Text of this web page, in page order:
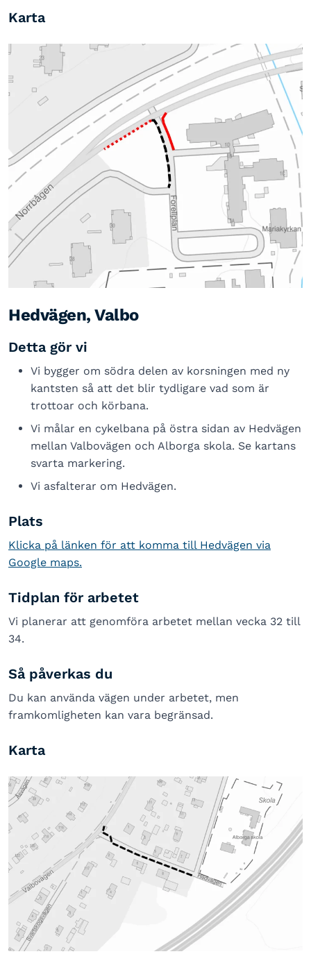
Karta
Hedvägen, Valbo
Detta gör vi
Vi bygger om södra delen av korsningen med ny
kantsten så att det blir tydligare vad som är
trottoar och körbana.
Vi målar en cykelbana på östra sidan av Hedvägen
mellan Valbovägen och Alborga skola. Se kartans
svarta markering.
Vi asfalterar om Hedvägen.
Plats
Klicka på länken för att komma till Hedvägen via
Google maps.
Tidplan för arbetet
Vi planerar att genomföra arbetet mellan vecka 32 till
34.
Så påverkas du
Du kan använda vägen under arbetet, men
framkomligheten kan vara begränsad.
Karta